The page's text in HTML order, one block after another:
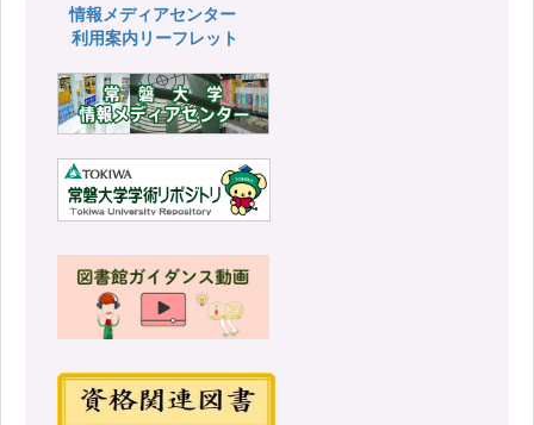
情報メディアセンター
利用案内リーフレット